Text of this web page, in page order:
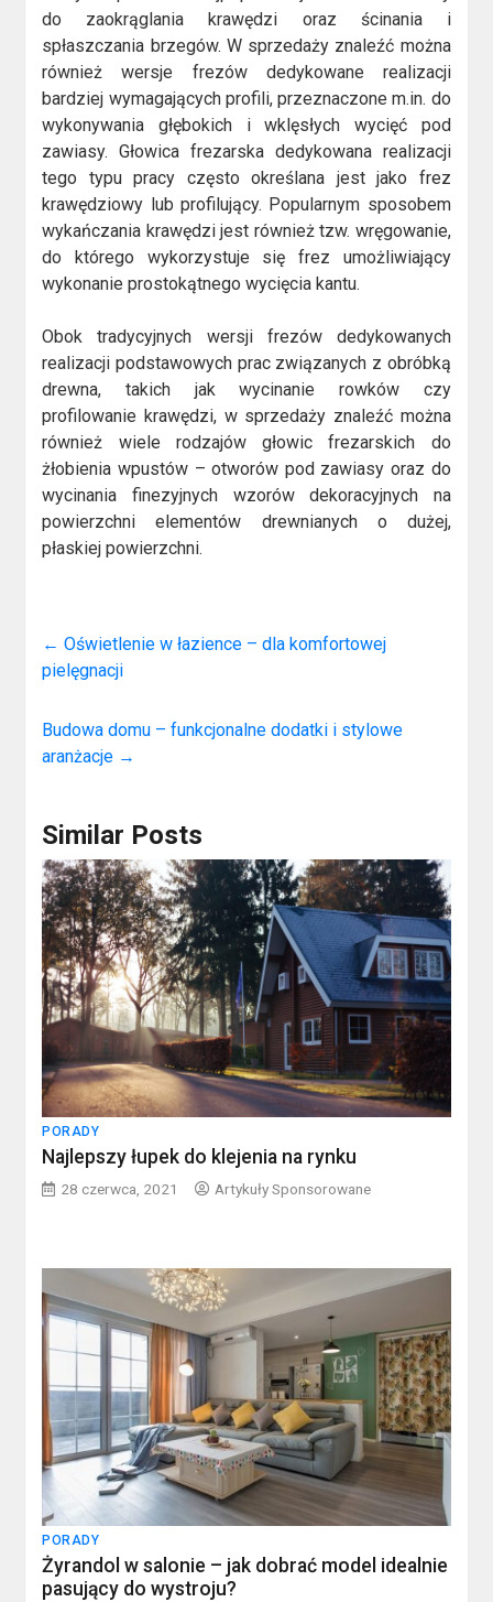
do zaokrąglania krawędzi oraz ścinania i
spłaszczania brzegów. W sprzedaży znaleźć można
również wersje frezów dedykowane realizacji
bardziej wymagających profili, przeznaczone m.in. do
wykonywania głębokich i wklęsłych wycięć pod
zawiasy. Głowica frezarska dedykowana realizacji
tego typu pracy często określana jest jako frez
krawędziowy lub profilujący. Popularnym sposobem
wykańczania krawędzi jest również tzw. wręgowanie,
do którego wykorzystuje się frez umożliwiający
wykonanie prostokątnego wycięcia kantu.
Obok tradycyjnych wersji frezów dedykowanych
realizacji podstawowych prac związanych z obróbką
drewna, takich jak wycinanie rowków czy
profilowanie krawędzi, w sprzedaży znaleźć można
również wiele rodzajów głowic frezarskich do
żłobienia wpustów – otworów pod zawiasy oraz do
wycinania finezyjnych wzorów dekoracyjnych na
powierzchni elementów drewnianych o dużej,
płaskiej powierzchni.
← Oświetlenie w łazience – dla komfortowej
pielęgnacji
Budowa domu – funkcjonalne dodatki i stylowe
aranżacje →
Similar Posts
PORADY
Najlepszy łupek do klejenia na rynku
28 czerwca, 2021 Artykuły Sponsorowane
PORADY
Żyrandol w salonie – jak dobrać model idealnie
pasujący do wystroju?